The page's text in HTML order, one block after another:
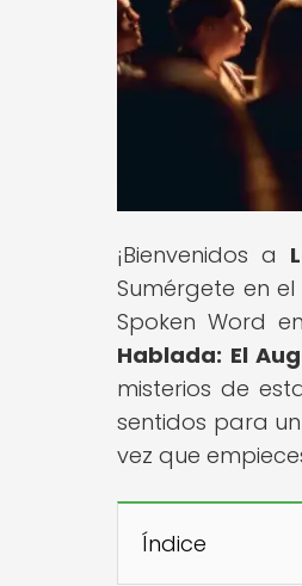
¡Bienvenidos a
Sumérgete en
Spoken Word
Hablada: El
misterios de
sentidos para
vez que
Índice